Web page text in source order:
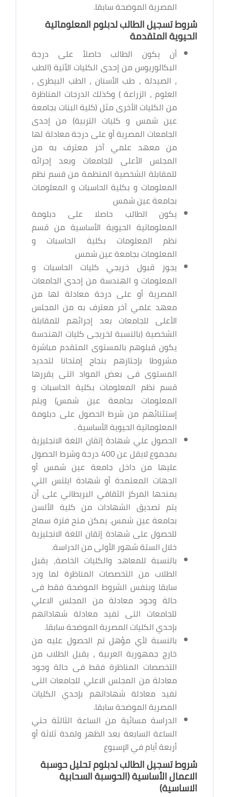
المصرية الموضحة سابقا.
شروط تسجيل الطالب لدبلوم المعلوماتية
الحيوية المتقدمة
أن يكون الطالب حاصلاً على درجة
البكالوريوس من إحدى الكليات الأتية (الطب
، الصيدلة ، طب الأسنان ، الطب البيطرى ،
العلوم ، الزراعة ) وكذلك الدرجات المناظرة
من الكليات الأخرى مثل (كلية البنات بجامعة
عين شمس و كليات التربية) من إحدى
الجامعات المصرية أو على درجة معادلة لها
من معهد علمي آخر معترف به من
المجلس الأعلى للجامعات وبعد إجرائه
للمقابلة الشخصية المنظمة من قسم نظم
المعلومات و بكلية الحاسبات و المعلومات
بجامعة عين شمس
يكون الطالب حاصلا على دبلومة
المعلوماتية الحيوية الأساسية من قسم
نظم المعلومات بكلية الحاسبات و
المعلومات بجامعة عين شمس
يجوز قبول خريجي كليات الحاسبات و
المعلومات و الهندسة من إحدى الجامعات
المصرية أو على درجة معادلة لها من
معهد علمي آخر معترف به من المجلس
الأعلى للجامعات بعد إجرائهم للمقابلة
الشخصية (بالنسبة لخريجى كليات الهندسة
يكون قبلوهم بالمستوى المتقدم مباشرة
مشروطا بإجتازهم بنجاح إمتحانا لتحديد
المستوى فى بعض المواد التى يقررها
قسم نظم المعلومات بكلية الحاسبات و
المعلومات بجامعة عين شمس) ويتم
إستثنائهم من شرط الحصول على دبلومة
المعلوماتية الحيوية الأساسية .
الحصول علي شهادة إتقان اللغة الانجليزية
بمجموع لايقل عن 400 درجة وشرط الحصول
عليها من داخل جامعة عين شمس أو
الجهات المعتمدة أو شهادة ايلتس التي
يمنحها المركز الثقافي البريطاني على أن
يتم تصديق الشهادات من كلية الألسن
بجامعة عين شمس. يمكن منح فترة سماح
للحصول على شهادة إتقان اللغة الانجليزية
خلال الستة شهور الأولى من الدراسة.
بالنسبة للمعاهد والكليات الخاصة، يقبل
الطلاب من التخصصات المناظرة لما ورد
سابقا وبنفس الشروط الموضحة فقط فى
حالة وجود معادلة من المجلس الاعلي
للجامعات التى تفيد معادلة شهاداتهم
بإحدي الكليات المصرية الموضحة سابقا.
بالنسبة لأي مؤهل تم الحصول عليه من
خارج جمهورية العربية ، يقبل الطلاب من
التخصصات المناظرة فقط فى حالة وجود
معادلة من المجلس الاعلي للجامعات التى
تفيد معادلة شهاداتهم بإحدي الكليات
المصرية الموضحة سابقا.
الدراسة مسائية من الساعة الثالثة حتي
الساعة السابعة بعد الظهر ولمدة ثلاثة أو
أربعة أيام في الإسبوع
شروط تسجيل الطالب لدبلوم تحليل حوسبة
الاعمال الأساسية (الحوسبة السحابية
الاساسية)